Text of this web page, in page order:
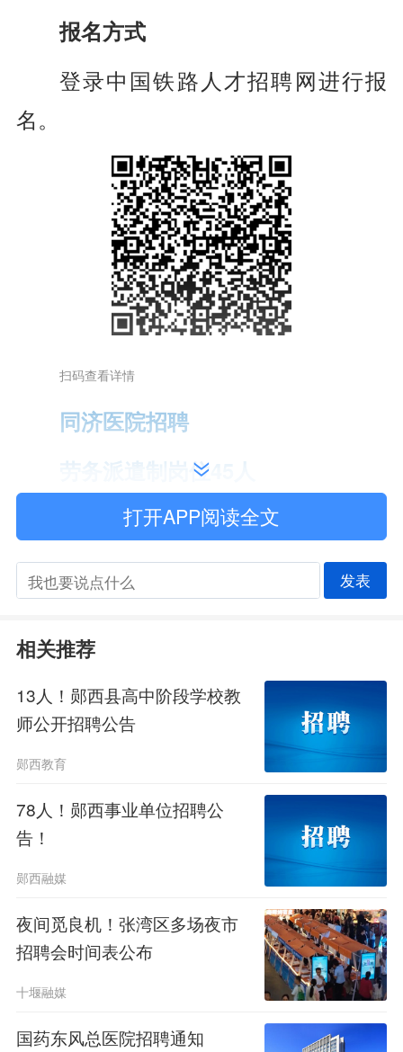
报名方式
登录中国铁路人才招聘网进行报
名。
扫码查看详情
同济医院招聘
劳务派遣制岗位45人
招聘计划
2026年5月14日截止。
打开APP阅读全文
发表
相关推荐
13人！郧西县高中阶段学校教
师公开招聘公告
郧西教育
78人！郧西事业单位招聘公
告！
郧西融媒
夜间觅良机！张湾区多场夜市
招聘会时间表公布
十堰融媒
国药东风总医院招聘通知